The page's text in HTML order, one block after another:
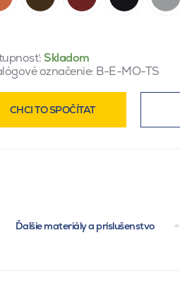
Skladom
označenie: B-E-MO-TS
CHCI TO SPOČÍTAT
Ďalšie materiály a príslušenstvo